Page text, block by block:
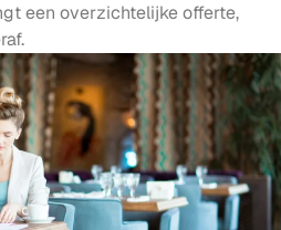
een overzichtelijke offerte,